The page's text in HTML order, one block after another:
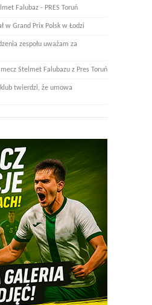
Falubaz - PRES Toruń
w Grand Prix Polsk w Łodzi
zespołu uważam za
Stelmet Falubazu z Pres Toruń
twierdzi, że umowa